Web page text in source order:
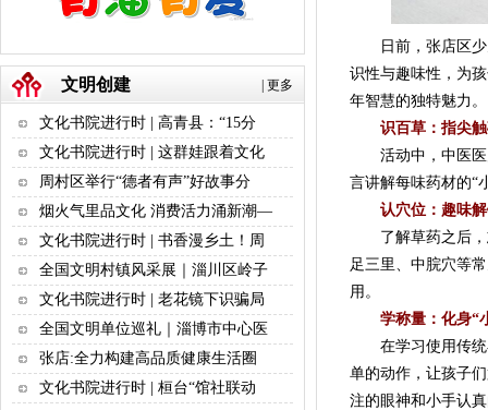
更多
文明创建
文化书院进行时 | 高青县：“15分
文化书院进行时 | 这群娃跟着文化
周村区举行“德者有声”好故事分
烟火气里品文化 消费活力涌新潮—
文化书院进行时 | 书香漫乡土！周
全国文明村镇风采展｜淄川区岭子
文化书院进行时 | 老花镜下识骗局
全国文明单位巡礼｜淄博市中心医
张店:全力构建高品质健康生活圈
文化书院进行时 | 桓台“馆社联动
日前，张店区少
识性与趣味性，为
年智慧的独特魅力。
识百草：指尖
活动中，中医医
言讲解每味药材的“
认穴位：趣味
了解草药之后，
足三里、中脘穴等
用。
学称量：化身“
在学习使用传统
单的动作，让孩子
注的眼神和小手认